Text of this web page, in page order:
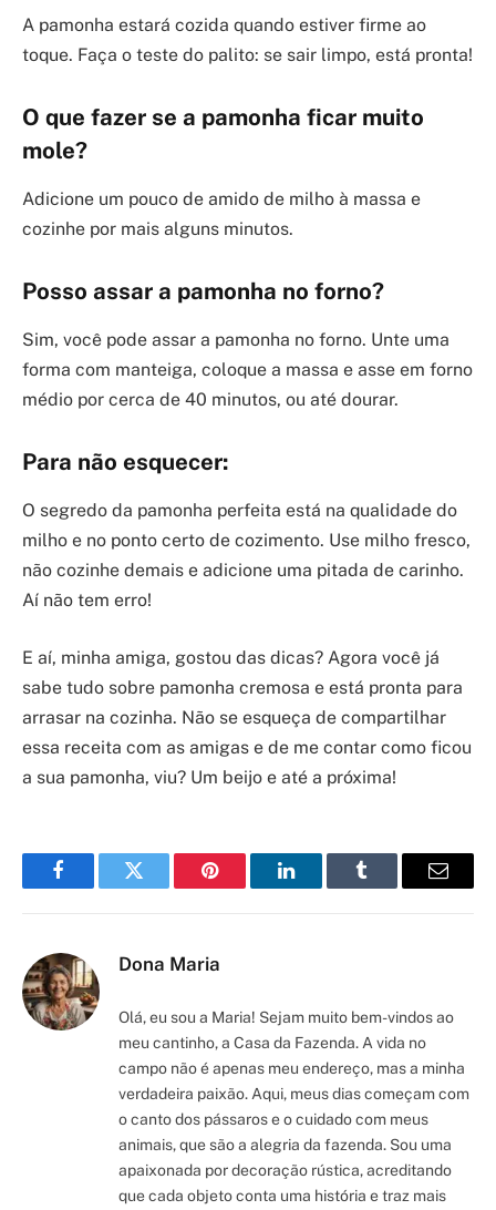
A pamonha estará cozida quando estiver firme ao
toque. Faça o teste do palito: se sair limpo, está pronta!
O que fazer se a pamonha ficar muito
mole?
Adicione um pouco de amido de milho à massa e
cozinhe por mais alguns minutos.
Posso assar a pamonha no forno?
Sim, você pode assar a pamonha no forno. Unte uma
forma com manteiga, coloque a massa e asse em forno
médio por cerca de 40 minutos, ou até dourar.
Para não esquecer:
O segredo da pamonha perfeita está na qualidade do
milho e no ponto certo de cozimento. Use milho fresco,
não cozinhe demais e adicione uma pitada de carinho.
Aí não tem erro!
E aí, minha amiga, gostou das dicas? Agora você já
sabe tudo sobre pamonha cremosa e está pronta para
arrasar na cozinha. Não se esqueça de compartilhar
essa receita com as amigas e de me contar como ficou
a sua pamonha, viu? Um beijo e até a próxima!
FacebookTwitter Pinterest LinkedInTumblr Email
Dona Maria
Olá, eu sou a Maria! Sejam muito bem-vindos ao
meu cantinho, a Casa da Fazenda. A vida no
campo não é apenas meu endereço, mas a minha
verdadeira paixão. Aqui, meus dias começam com
o canto dos pássaros e o cuidado com meus
animais, que são a alegria da fazenda. Sou uma
apaixonada por decoração rústica, acreditando
que cada objeto conta uma história e traz mais